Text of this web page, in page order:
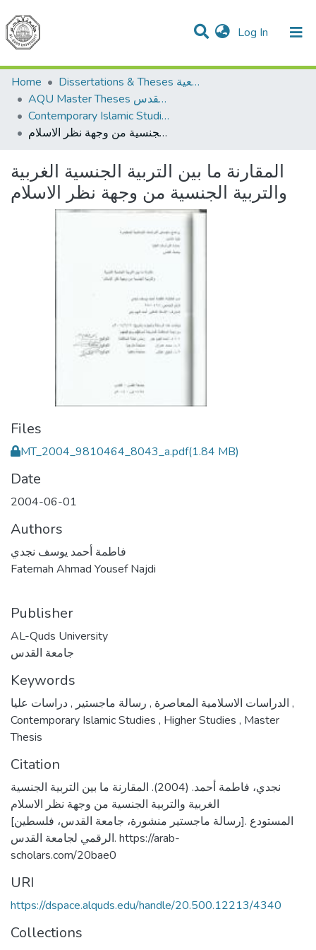
Log In (current)
Communities & Collections
All of DSpace
Home
Dissertations & Theses الرسائل الجامعية
AQU Master Theses الرسائل الجامعية الخاصة بجامعة القدس
Contemporary Islamic Studies الدراسات الإسلامية المعاصرة
المقارنة ما بين التربية الجنسية الغربية والتربية الجنسية من وجهة نظر الاسلام
المقارنة ما بين التربية الجنسية الغربية
والتربية الجنسية من وجهة نظر الاسلام
Files
MT_2004_9810464_8043_a.pdf(1.84 MB)
Date
2004-06-01
Authors
فاطمة أحمد يوسف نجدي
Fatemah Ahmad Yousef Najdi
Publisher
AL-Quds University
جامعة القدس
Keywords
الدراسات الاسلامية المعاصرة , رسالة ماجستير ,
,
Contemporary Islamic Studies , Higher Studies , Master
Thesis
Citation
نجدي، فاطمة أحمد. (2004). المقارنة ما بين التربية الجنسية
الغربية والتربية الجنسية من وجهة نظر الاسلام
[رسالة ماجستير منشورة، جامعة القدس، فلسطين]. المستودع
الرقمي لجامعة القدس. https://arab-
scholars.com/20bae0
URI
https://dspace.alquds.edu/handle/20.500.12213/4340
Collections